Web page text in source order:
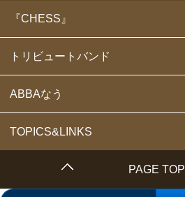
『CHESS』
トリビュートバンド
ABBAなう
TOPICS&LINKS
PAGE TOP